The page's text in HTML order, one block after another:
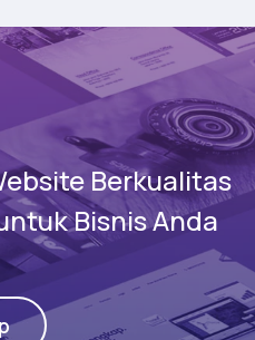
Berkualitas
Bisnis Anda